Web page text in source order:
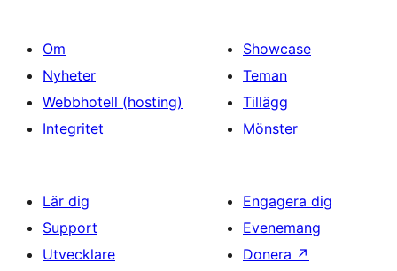
Om
Nyheter
Webbhotell (hosting)
Integritet
Showcase
Teman
Tillägg
Mönster
Lär dig
Support
Utvecklare
Engagera dig
Evenemang
Donera ↗